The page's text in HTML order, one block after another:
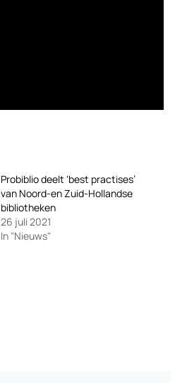
Probiblio deelt ‘best practises’
van Noord-en Zuid-Hollandse
bibliotheken
26 juli 2021
In "Nieuws"